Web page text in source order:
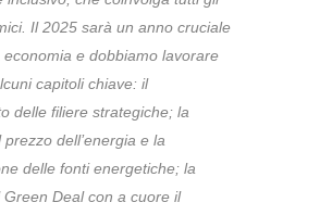
Il 2025 sarà un anno cruciale
e dobbiamo lavorare
capitoli chiave: il
delle filiere strategiche; la
dell’energia e la
delle fonti energetiche; la
Deal con a cuore il